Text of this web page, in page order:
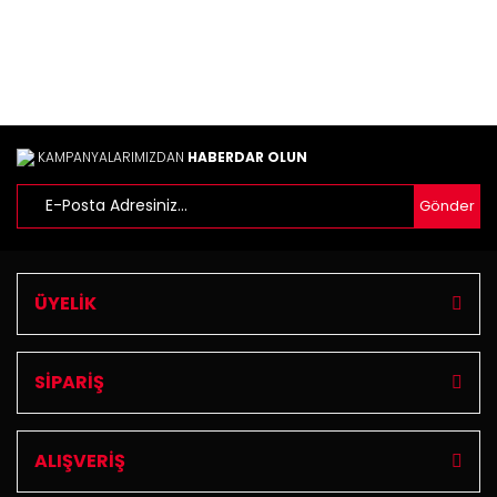
Ürün fiyatı diğer sitelerden daha pahalı.
Bu ürüne benzer farklı alternatifler olmalı.
KAMPANYALARIMIZDAN HABERDAR OLUN
Gönder
ÜYELİK
SİPARİŞ
ALIŞVERİŞ